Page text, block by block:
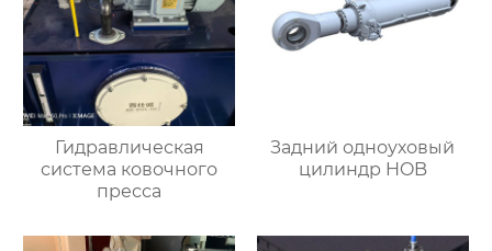
Гидравлическая
система ковочного
пресса
Задний одноуховый
цилиндр HOB